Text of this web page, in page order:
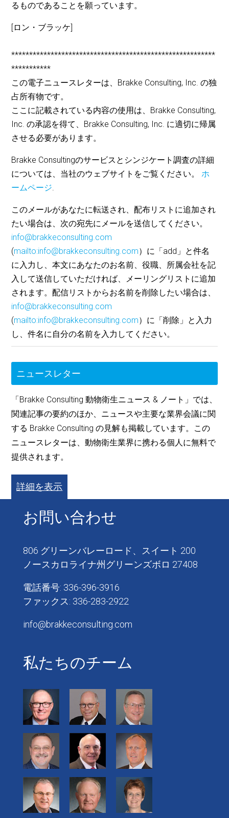
るものであることを願っています。
[ロン・ブラッケ]
*********************************************************
***********
この電子ニュースレターは、Brakke Consulting, Inc. の独
占所有物です。
ここに記載されている内容の使用は、Brakke Consulting,
Inc. の承認を得て、Brakke Consulting, Inc. に適切に帰属
させる必要があります。
Brakke Consultingのサービスとシンジケート調査の詳細
については、当社のウェブサイトをご覧ください。ホ
ームページ.
このメールがあなたに転送され、配布リストに追加され
たい場合は、次の宛先にメールを送信してください。
info@brakkeconsulting.com
(mailto:info@brakkeconsulting.com）に「add」と件名
に入力し、本文にあなたのお名前、役職、所属会社を記
入して送信していただければ、メーリングリストに追加
されます。配信リストからお名前を削除したい場合は、
info@brakkeconsulting.com
(mailto:info@brakkeconsulting.com）に「削除」と入力
し、件名に自分の名前を入力してください。
ニュースレター
「Brakke Consulting 動物衛生ニュース & ノート」では、
関連記事の要約のほか、ニュースや主要な業界会議に関
する Brakke Consulting の見解も掲載しています。この
ニュースレターは、動物衛生業界に携わる個人に無料で
提供されます。
詳細を表示
お問い合わせ
806 グリーンバレーロード、スイート 200
ノースカロライナ州グリーンズボロ 27408
電話番号: 336-396-3916
ファックス: 336-283-2922
info@brakkeconsulting.com
私たちのチーム